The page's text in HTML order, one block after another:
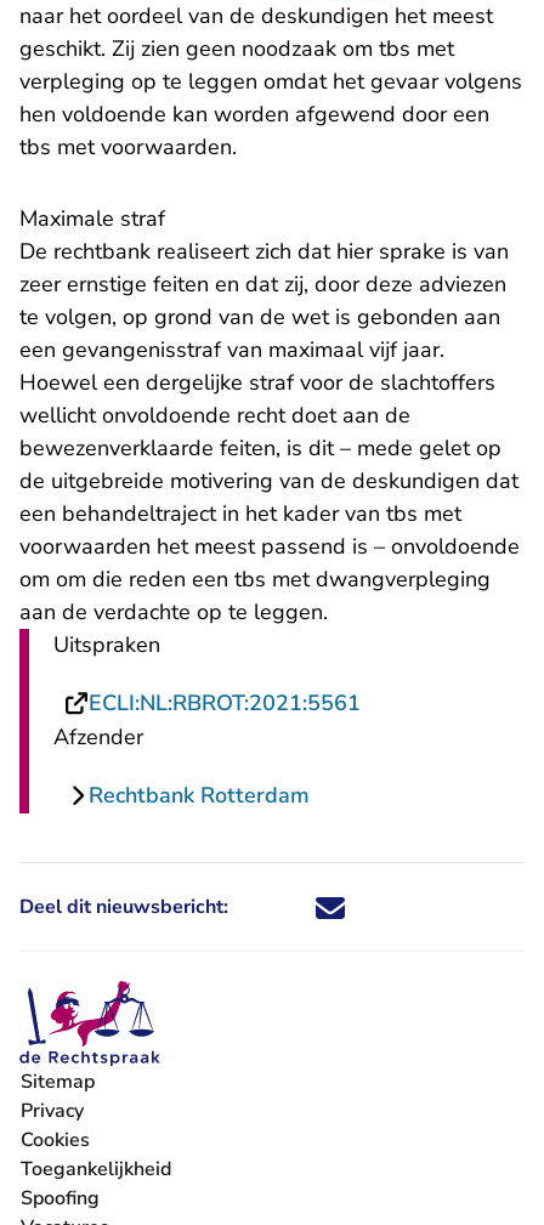
naar het oordeel van de deskundigen het meest
geschikt. Zij zien geen noodzaak om tbs met
verpleging op te leggen omdat het gevaar volgens
hen voldoende kan worden afgewend door een
tbs met voorwaarden.
Maximale straf
De rechtbank realiseert zich dat hier sprake is van
zeer ernstige feiten en dat zij, door deze adviezen
te volgen, op grond van de wet is gebonden aan
een gevangenisstraf van maximaal vijf jaar.
Hoewel een dergelijke straf voor de slachtoffers
wellicht onvoldoende recht doet aan de
bewezenverklaarde feiten, is dit – mede gelet op
de uitgebreide motivering van de deskundigen dat
een behandeltraject in het kader van tbs met
voorwaarden het meest passend is – onvoldoende
om om die reden een tbs met dwangverpleging
aan de verdachte op te leggen.
Uitspraken
ECLI:NL:RBROT:2021:5561
Afzender
Rechtbank Rotterdam
Deel dit nieuwsbericht: Deel dit nieuwsbericht via X -
Deel dit nieuwsbericht via
Deel dit nieuwsbericht
Deel dit
Sitemap
Privacy
Cookies
Toegankelijkheid
Spoofing